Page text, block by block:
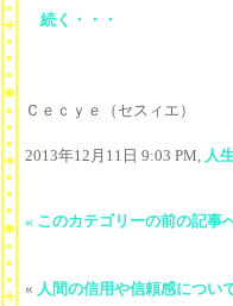
続く・・・
Ｃｅｃｙｅ（セスィエ）
2013年12月11日 9:03 PM, 人
« このカテゴリーの前の記事
« 人間の信用や信頼感につ